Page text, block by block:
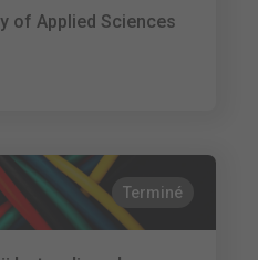
of Applied Sciences
Terminé